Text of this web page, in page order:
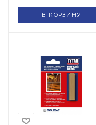
В КОРЗИНУ